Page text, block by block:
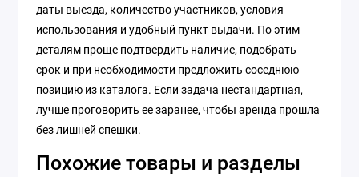
даты выезда, количество участников, условия
использования и удобный пункт выдачи. По этим
деталям проще подтвердить наличие, подобрать
срок и при необходимости предложить соседнюю
позицию из каталога. Если задача нестандартная,
лучше проговорить ее заранее, чтобы аренда прошла
без лишней спешки.
Похожие товары и разделы